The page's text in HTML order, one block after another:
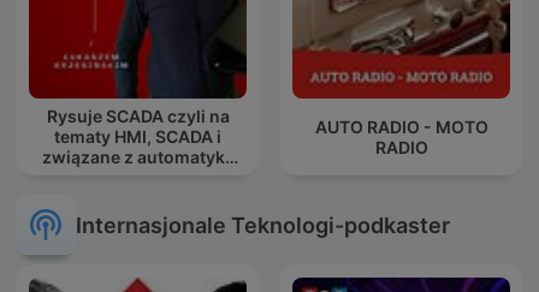
Rysuje SCADA czyli na
tematy HMI, SCADA i
związane z automatyką
AUTO RADIO - MOTO
RADIO
Internasjonale Teknologi-podkaster